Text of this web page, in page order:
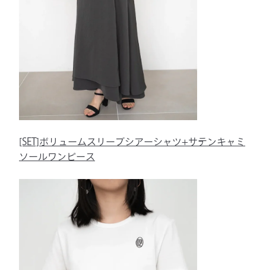
[SET]ボリュームスリーブシアーシャツ+サテンキャミ
ソールワンピース